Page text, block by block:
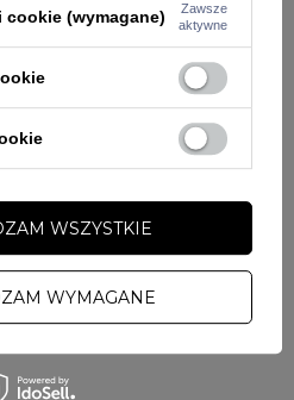
New York
PROMOCJA
NOWOŚĆ
47 BRAND
Czapka z daszkiem 47
Snapback MVP
135,00 zł
121,50 zł
(wymagane)
Zawsze
aktywne
WYMAGANE
WSZYSTKIE